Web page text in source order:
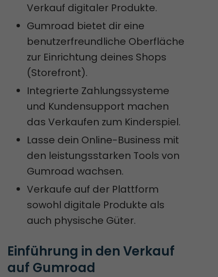
Verkauf digitaler Produkte.
Gumroad bietet dir eine
benutzerfreundliche Oberfläche
zur Einrichtung deines Shops
(Storefront).
Integrierte Zahlungssysteme
und Kundensupport machen
das Verkaufen zum Kinderspiel.
Lasse dein Online-Business mit
den leistungsstarken Tools von
Gumroad wachsen.
Verkaufe auf der Plattform
sowohl digitale Produkte als
auch physische Güter.
Einführung in den Verkauf
auf Gumroad